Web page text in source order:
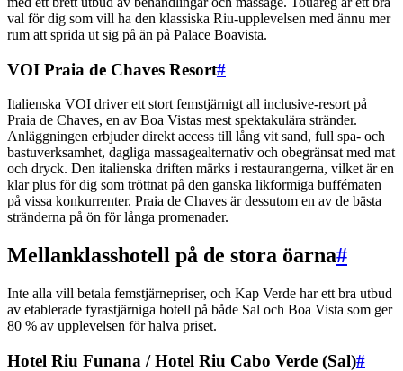
val för dig som vill ha den klassiska Riu-upplevelsen med ännu mer
rum att sprida ut sig på än på Palace Boavista.
VOI Praia de Chaves Resort#
Italienska VOI driver ett stort femstjärnigt all inclusive-resort på
Praia de Chaves, en av Boa Vistas mest spektakulära stränder.
Anläggningen erbjuder direkt access till lång vit sand, full spa- och
bastuverksamhet, dagliga massagealternativ och obegränsat med mat
och dryck. Den italienska driften märks i restaurangerna, vilket är en
klar plus för dig som tröttnat på den ganska likformiga buffématen
på vissa konkurrenter. Praia de Chaves är dessutom en av de bästa
stränderna på ön för långa promenader.
Mellanklasshotell på de stora öarna#
Inte alla vill betala femstjärnepriser, och Kap Verde har ett bra utbud
av etablerade fyrastjärniga hotell på både Sal och Boa Vista som ger
80 % av upplevelsen för halva priset.
Hotel Riu Funana / Hotel Riu Cabo Verde (Sal)#